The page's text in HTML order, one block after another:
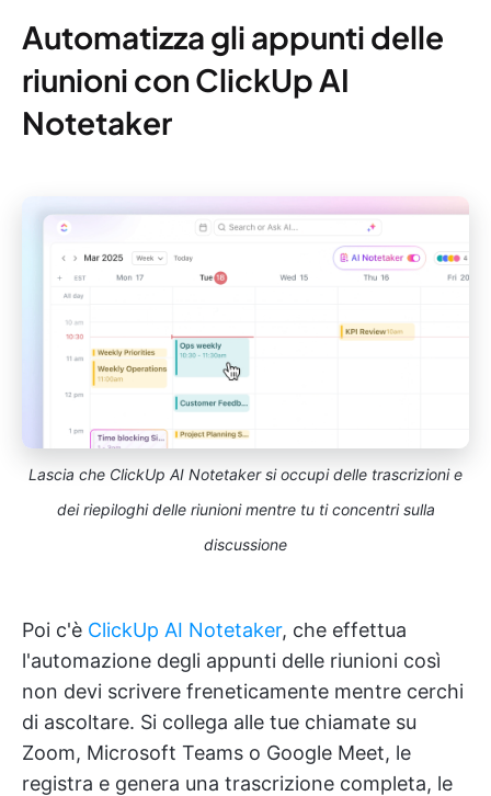
Automatizza gli appunti delle
riunioni con ClickUp AI
Notetaker
Lascia che ClickUp AI Notetaker si occupi delle trascrizioni e
dei riepiloghi delle riunioni mentre tu ti concentri sulla
discussione
Poi c'è ClickUp AI Notetaker, che effettua
l'automazione degli appunti delle riunioni così
non devi scrivere freneticamente mentre cerchi
di ascoltare. Si collega alle tue chiamate su
Zoom, Microsoft Teams o Google Meet, le
registra e genera una trascrizione completa, le